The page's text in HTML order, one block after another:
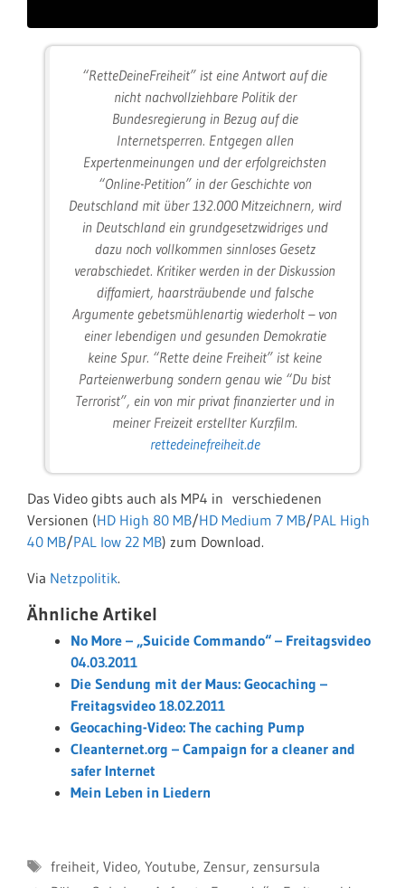
“RetteDeineFreiheit” ist eine Antwort auf die
nicht nachvollziehbare Politik der
Bundesregierung in Bezug auf die
Internetsperren. Entgegen allen
Expertenmeinungen und der erfolgreichsten
“Online-Petition” in der Geschichte von
Deutschland mit über 132.000 Mitzeichnern, wird
in Deutschland ein grundgesetzwidriges und
dazu noch vollkommen sinnloses Gesetz
verabschiedet. Kritiker werden in der Diskussion
diffamiert, haarsträubende und falsche
Argumente gebetsmühlenartig wiederholt – von
einer lebendigen und gesunden Demokratie
keine Spur. “Rette deine Freiheit” ist keine
Parteienwerbung sondern genau wie “Du bist
Terrorist”, ein von mir privat finanzierter und in
meiner Freizeit erstellter Kurzfilm.
rettedeinefreiheit.de
Das Video gibts auch als MP4 in verschiedenen
Versionen (HD High 80 MB/HD Medium 7 MB/PAL High
40 MB/PAL low 22 MB) zum Download.
Via Netzpolitik.
Ähnliche Artikel
No More – „Suicide Commando“ – Freitagsvideo
04.03.2011
Die Sendung mit der Maus: Geocaching –
Freitagsvideo 18.02.2011
Geocaching-Video: The caching Pump
Cleanternet.org – Campaign for a cleaner and
safer Internet
Mein Leben in Liedern
Schlagwörter
freiheit, Video, Youtube, Zensur, zensursula